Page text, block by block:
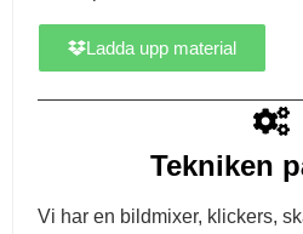
Ladda upp material
Tekniken
Vi har en bildmixer, klickers,